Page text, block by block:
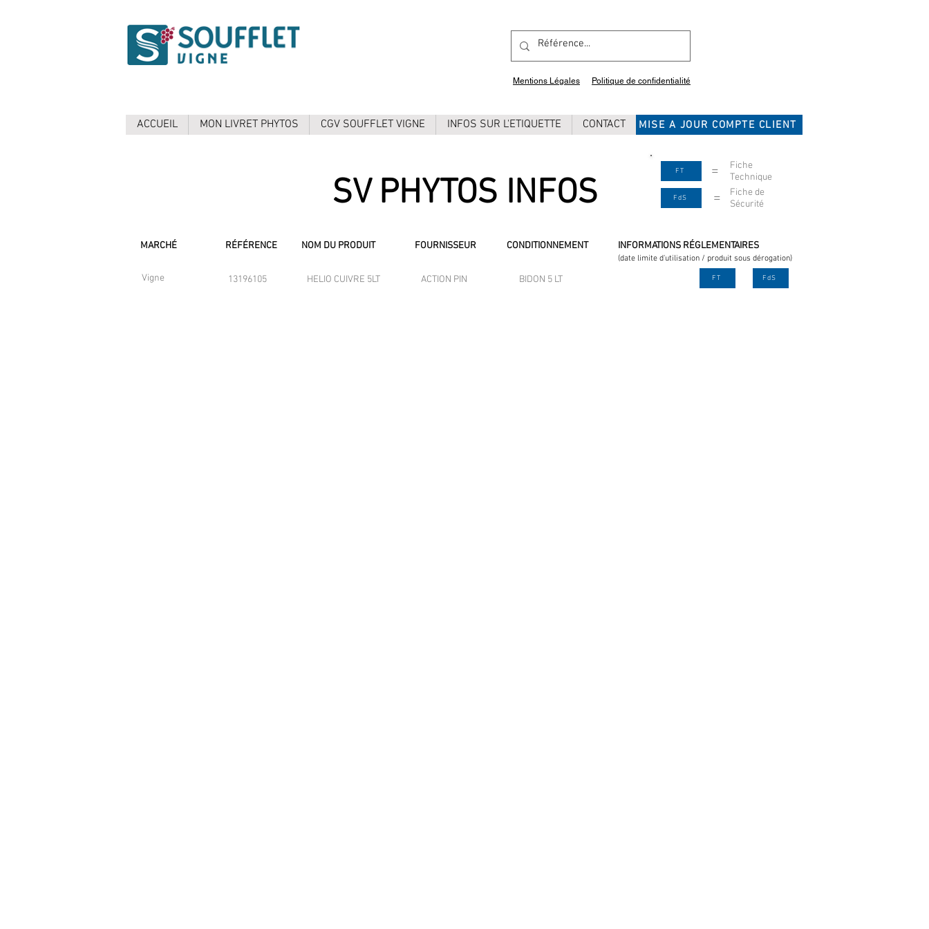
Mentions Légales Politique de confidentialité
ACCUEIL MON LIVRET PHYTOS CGV SOUFFLET VIGNE INFOS SUR L'ETIQUETTE CONTACT MISE A JOUR COMPTE CLIENT
SV PHYTOS INFOS
FT =
Fiche
Technique
FdS =
Fiche de
Sécurité
MARCHÉ RÉFÉRENCE NOM DU PRODUIT FOURNISSEUR CONDITIONNEMENT INFORMATIONS RÉGLEMENTAIRES
(date limite d'utilisation / produit sous dérogation)
Vigne 13196105 HELIO CUIVRE 5LT ACTION PIN BIDON 5 LT FT FdS